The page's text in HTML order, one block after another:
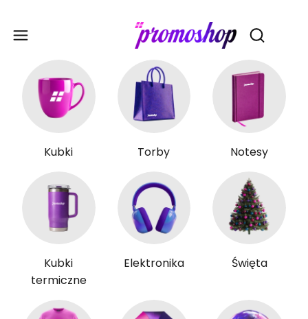
Otwórz
Kubki Torby Notesy
Kubki
termiczne
Elektronika Święta